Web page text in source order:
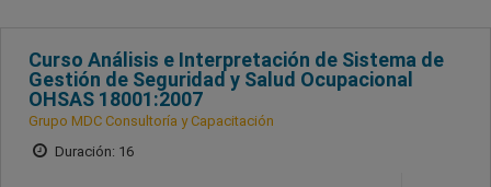
Curso Análisis e Interpretación de Sistema de
Gestión de Seguridad y Salud Ocupacional
OHSAS 18001:2007
Grupo MDC Consultoría y Capacitación
Duración: 16